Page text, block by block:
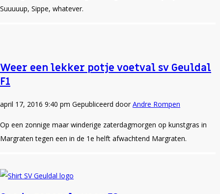
Suuuuup, Sippe, whatever.
Weer een lekker potje voetval sv Geuldal
F1
april 17, 2016 9:40 pm Gepubliceerd doorAndre Rompen
Op een zonnige maar winderige zaterdagmorgen op kunstgras in
Margraten tegen een in de 1e helft afwachtend Margraten.